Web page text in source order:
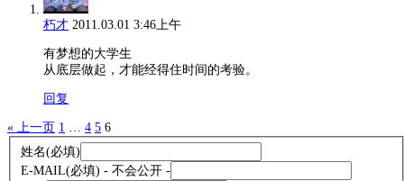
朽才 2011.03.01 3:46上午
有梦想的大学生
从底层做起，才能经得住时间的考验。
回复
« 上一页 1 4 5 6
姓名(必填)
E-MAIL(必填) - 不会公开 -